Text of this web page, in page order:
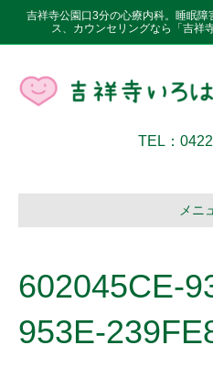
吉祥寺公園口3分の心療内科。睡眠
ス、カウンセリングなら「吉祥
TEL：
メニ
602045CE-
953E-